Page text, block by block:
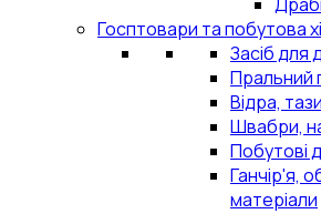
Госптовари та побутова
Засіб для
Пральний
Відра, тази
Швабри,
Побутові
Ганчір'я,
матеріали